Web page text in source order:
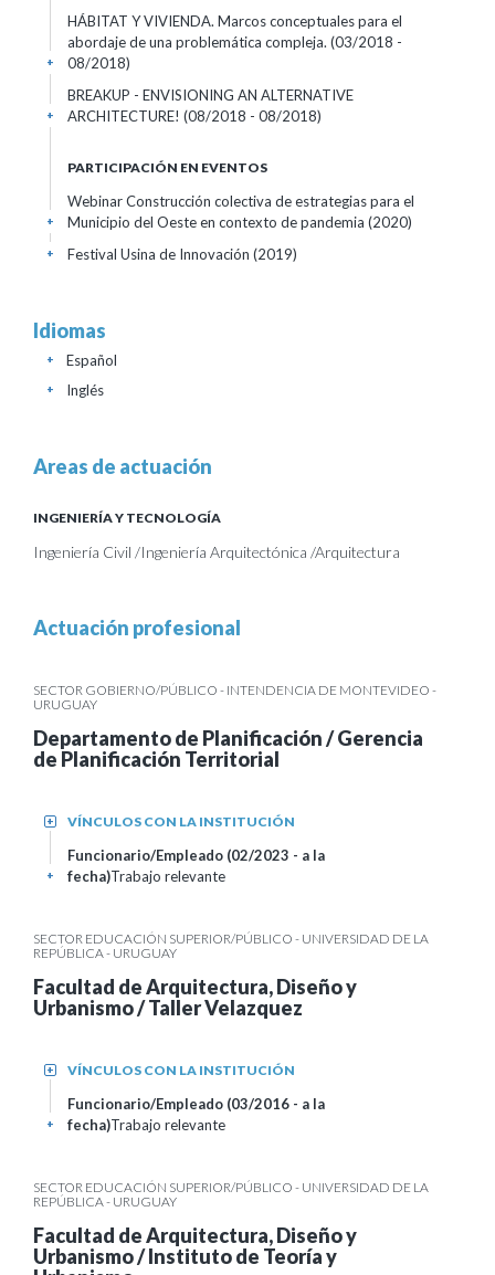
HÁBITAT Y VIVIENDA. Marcos conceptuales para el
abordaje de una problemática compleja. (03/2018 -
08/2018)
+
BREAKUP - ENVISIONING AN ALTERNATIVE
ARCHITECTURE! (08/2018 - 08/2018)
+
PARTICIPACIÓN EN EVENTOS
Webinar Construcción colectiva de estrategias para el
Municipio del Oeste en contexto de pandemia (2020)
+
Festival Usina de Innovación (2019)
+
Idiomas
Español
+
Inglés
+
Areas de actuación
INGENIERÍA Y TECNOLOGÍA
Ingeniería Civil /Ingeniería Arquitectónica /Arquitectura
Actuación profesional
SECTOR GOBIERNO/PÚBLICO - INTENDENCIA DE MONTEVIDEO -
URUGUAY
Departamento de Planificación / Gerencia
de Planificación Territorial
VÍNCULOS CON LA INSTITUCIÓN
+
Funcionario/Empleado (02/2023 - a la
fecha)Trabajo relevante
+
SECTOR EDUCACIÓN SUPERIOR/PÚBLICO - UNIVERSIDAD DE LA
REPÚBLICA - URUGUAY
Facultad de Arquitectura, Diseño y
Urbanismo / Taller Velazquez
VÍNCULOS CON LA INSTITUCIÓN
+
Funcionario/Empleado (03/2016 - a la
fecha)Trabajo relevante
+
SECTOR EDUCACIÓN SUPERIOR/PÚBLICO - UNIVERSIDAD DE LA
REPÚBLICA - URUGUAY
Facultad de Arquitectura, Diseño y
Urbanismo / Instituto de Teoría y